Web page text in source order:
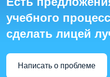
учебного
сделать лицей
Написать о проблеме